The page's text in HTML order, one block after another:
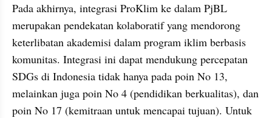
Pada akhirnya, integrasi ProKlim ke dalam PjBL
merupakan pendekatan kolaboratif yang mendorong
keterlibatan akademisi dalam program iklim berbasis
komunitas. Integrasi ini dapat mendukung percepatan
SDGs di Indonesia tidak hanya pada poin No 13,
melainkan juga poin No 4 (pendidikan berkualitas), dan
poin No 17 (kemitraan untuk mencapai tujuan). Untuk